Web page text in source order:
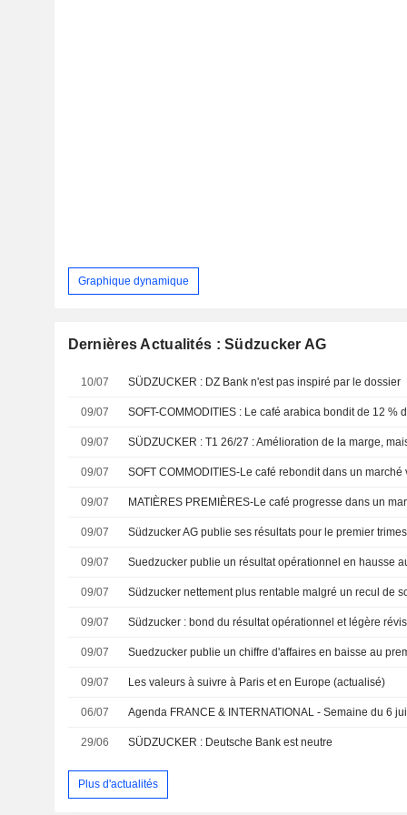
Graphique dynamique
Dernières Actualités : Südzucker AG
10/07 SÜDZUCKER : DZ Bank n'est pas inspiré par le dossier
09/07
09/07 SÜDZUCKER : T1 26/27 : Amélioration de la marge,
09/07
09/07
09/07 Südzucker AG publie ses résultats pour le premier
09/07
09/07 Südzucker nettement plus rentable malgré un recul de
09/07
09/07
09/07 Les valeurs à suivre à Paris et en Europe (actualisé)
06/07 Agenda FRANCE & INTERNATIONAL - Semaine du 6
29/06 SÜDZUCKER : Deutsche Bank est neutre
Plus d'actualités